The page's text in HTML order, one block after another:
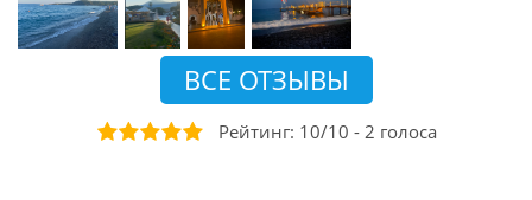
ВСЕ ОТЗЫВЫ
Рейтинг: 10/10 - 2 голоса